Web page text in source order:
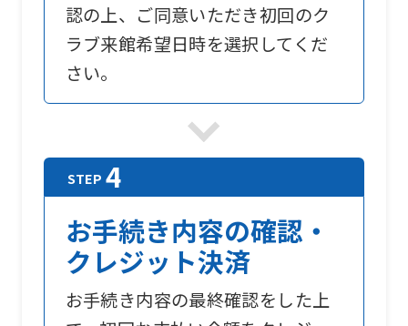
認の上、ご同意いただき初回のク
ラブ来館希望日時を選択してくだ
さい。
お手続き内容の確認・
クレジット決済
お手続き内容の最終確認をした上